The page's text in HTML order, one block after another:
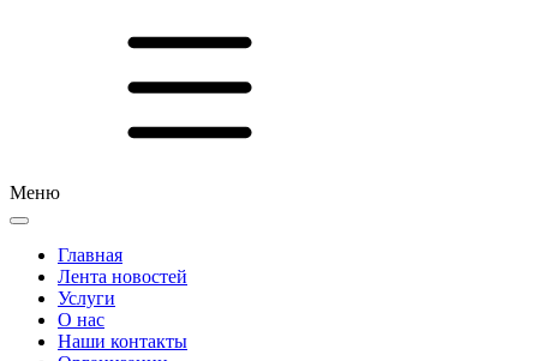
Меню
Главная
Лента новостей
Услуги
О нас
Наши контакты